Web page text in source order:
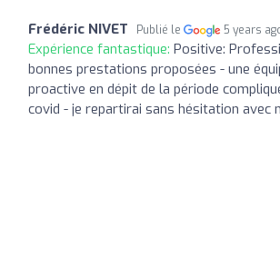
Frédéric NIVET Publié le 5 years
Expérience fantastique: Positive:
bonnes prestations proposées - une
proactive en dépit de la période
covid - je repartirai sans hésitation avec